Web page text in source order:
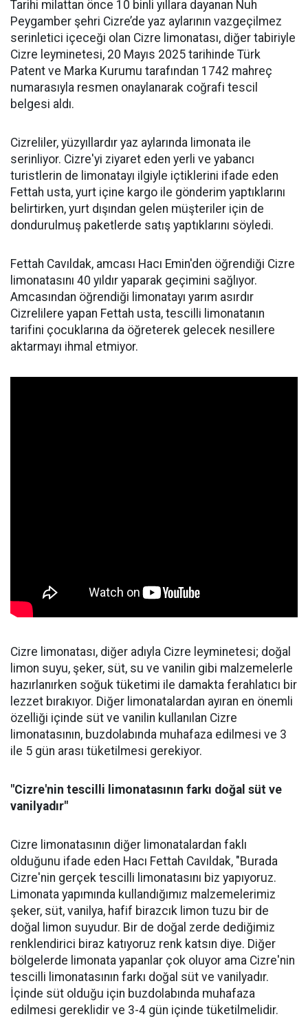
Tarihi milattan önce 10 binli yıllara dayanan Nuh
Peygamber şehri Cizre’de yaz aylarının vazgeçilmez
serinletici içeceği olan Cizre limonatası, diğer tabiriyle
Cizre leyminetesi, 20 Mayıs 2025 tarihinde Türk
Patent ve Marka Kurumu tarafından 1742 mahreç
numarasıyla resmen onaylanarak coğrafi tescil
belgesi aldı.
Cizreliler, yüzyıllardır yaz aylarında limonata ile
serinliyor. Cizre'yi ziyaret eden yerli ve yabancı
turistlerin de limonatayı ilgiyle içtiklerini ifade eden
Fettah usta, yurt içine kargo ile gönderim yaptıklarını
belirtirken, yurt dışından gelen müşteriler için de
dondurulmuş paketlerde satış yaptıklarını söyledi.
Fettah Cavıldak, amcası Hacı Emin'den öğrendiği Cizre
limonatasını 40 yıldır yaparak geçimini sağlıyor.
Amcasından öğrendiği limonatayı yarım asırdır
Cizrelilere yapan Fettah usta, tescilli limonatanın
tarifini çocuklarına da öğreterek gelecek nesillere
aktarmayı ihmal etmiyor.
Cizre limonatası, diğer adıyla Cizre leyminetesi; doğal
limon suyu, şeker, süt, su ve vanilin gibi malzemelerle
hazırlanırken soğuk tüketimi ile damakta ferahlatıcı bir
lezzet bırakıyor. Diğer limonatalardan ayıran en önemli
özelliği içinde süt ve vanilin kullanılan Cizre
limonatasının, buzdolabında muhafaza edilmesi ve 3
ile 5 gün arası tüketilmesi gerekiyor.
"Cizre'nin tescilli limonatasının farkı doğal süt ve
vanilyadır"
Cizre limonatasının diğer limonatalardan faklı
olduğunu ifade eden Hacı Fettah Cavıldak, "Burada
Cizre'nin gerçek tescilli limonatasını biz yapıyoruz.
Limonata yapımında kullandığımız malzemelerimiz
şeker, süt, vanilya, hafif birazcık limon tuzu bir de
doğal limon suyudur. Bir de doğal zerde dediğimiz
renklendirici biraz katıyoruz renk katsın diye. Diğer
bölgelerde limonata yapanlar çok oluyor ama Cizre'nin
tescilli limonatasının farkı doğal süt ve vanilyadır.
İçinde süt olduğu için buzdolabında muhafaza
edilmesi gereklidir ve 3-4 gün içinde tüketilmelidir.